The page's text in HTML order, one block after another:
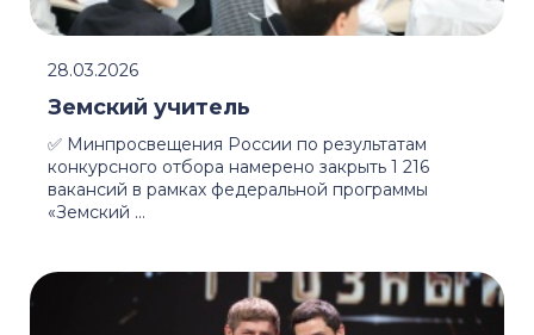
✅ Минпросвещения России по результатам
конкурсного отбора намерено закрыть 1 216
вакансий в рамках федеральной программы
«Земский ...
Земский учитель
28.03.2026